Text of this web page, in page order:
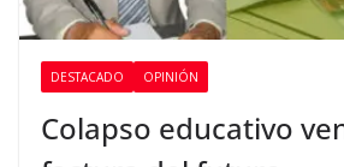
DESTACADO OPINIÓN
Colapso educativo